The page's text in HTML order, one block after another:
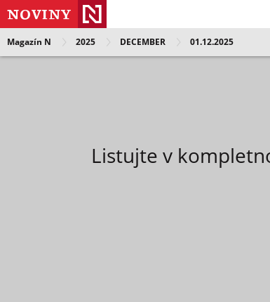
Magazín N 2025 DECEMBER 01.12.2025
Listujte v